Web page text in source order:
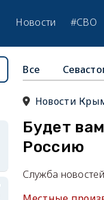
Новости #СВО
Все
Новости
Будет
Россию
Служба